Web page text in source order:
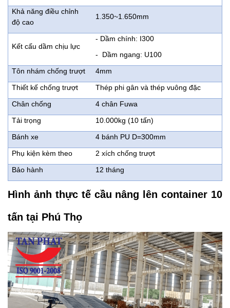
Khả năng điều chỉnh
độ cao
1.350~1.650mm
Kết cấu dầm chịu lực
- Dầm chính: I300
- Dầm ngang: U100
Tôn nhám chống trượt
4mm
Thiết kế chống trượt
Thép phi gân và thép vuông đặc
Chân chống
4 chân Fuwa
Tải trọng
10.000kg (10 tấn)
Bánh xe
4 bánh PU D=300mm
Phụ kiện kèm theo
2 xích chống trượt
Bảo hành
12 tháng
Hình ảnh thực tế cầu nâng lên container 10
tấn tại Phú Thọ